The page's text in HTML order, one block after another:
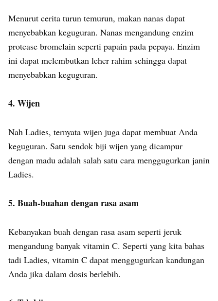
Menurut cerita turun temurun, makan nanas dapat
menyebabkan keguguran. Nanas mengandung enzim
protease bromelain seperti papain pada pepaya. Enzim
ini dapat melembutkan leher rahim sehingga dapat
menyebabkan keguguran.
4. Wijen
Nah Ladies, ternyata wijen juga dapat membuat Anda
keguguran. Satu sendok biji wijen yang dicampur
dengan madu adalah salah satu cara menggugurkan janin
Ladies.
5. Buah-buahan dengan rasa asam
Kebanyakan buah dengan rasa asam seperti jeruk
mengandung banyak vitamin C. Seperti yang kita bahas
tadi Ladies, vitamin C dapat menggugurkan kandungan
Anda jika dalam dosis berlebih.